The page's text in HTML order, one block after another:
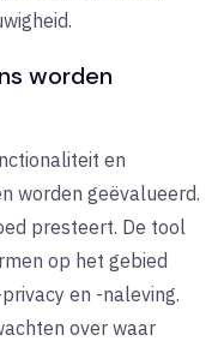
worden
en
worden geëvalueerd.
presteert. De tool
op het gebied
en -naleving.
over waar